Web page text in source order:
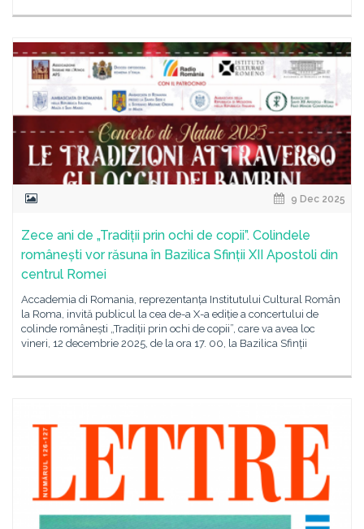
9 Dec 2025
Zece ani de „Tradiții prin ochi de copii”. Colindele
românești vor răsuna în Bazilica Sfinții XII Apostoli din
centrul Romei
Accademia di Romania, reprezentanța Institutului Cultural Român
la Roma, invită publicul la cea de-a X-a ediție a concertului de
colinde românești „Tradiții prin ochi de copii”, care va avea loc
vineri, 12 decembrie 2025, de la ora 17. 00, la Bazilica Sfinții